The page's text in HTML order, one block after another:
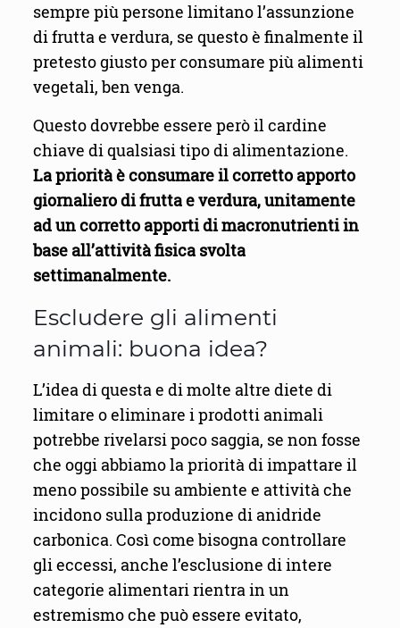
sempre più persone limitano l’assunzione
di frutta e verdura, se questo è finalmente il
pretesto giusto per consumare più alimenti
vegetali, ben venga.
Questo dovrebbe essere però il cardine
chiave di qualsiasi tipo di alimentazione.
La priorità è consumare il corretto apporto
giornaliero di frutta e verdura, unitamente
ad un corretto apporti di macronutrienti in
base all’attività fisica svolta
settimanalmente.
Escludere gli alimenti
animali: buona idea?
L’idea di questa e di molte altre diete di
limitare o eliminare i prodotti animali
potrebbe rivelarsi poco saggia, se non fosse
che oggi abbiamo la priorità di impattare il
meno possibile su ambiente e attività che
incidono sulla produzione di anidride
carbonica. Così come bisogna controllare
gli eccessi, anche l’esclusione di intere
categorie alimentari rientra in un
estremismo che può essere evitato,